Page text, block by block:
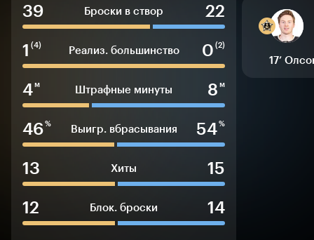
39 Броски в створ
22
1 (4) Реализ. большинство 0 (2)
4м Штрафные минуты 8 м
46% Выигр. вбрасывания 54%
13 Хиты
15
12
Блок. броски 14
17’